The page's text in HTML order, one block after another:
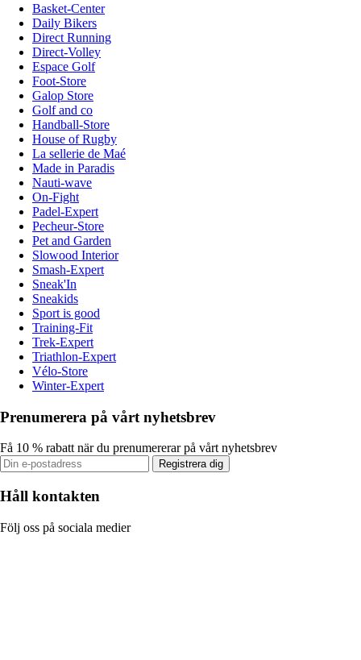
Basket-Center
Daily Bikers
Direct Running
Direct-Volley
Espace Golf
Foot-Store
Galop Store
Golf and co
Handball-Store
House of Rugby
La sellerie de Maé
Made in Paradis
Nauti-wave
On-Fight
Padel-Expert
Pecheur-Store
Pet and Garden
Slowood Interior
Smash-Expert
Sneak'In
Sneakids
Sport is good
Training-Fit
Trek-Expert
Triathlon-Expert
Vélo-Store
Winter-Expert
Prenumerera på vårt nyhetsbrev
Få 10 % rabatt när du prenumererar på vårt nyhetsbrev
Registrera dig
Håll kontakten
Följ oss på sociala medier